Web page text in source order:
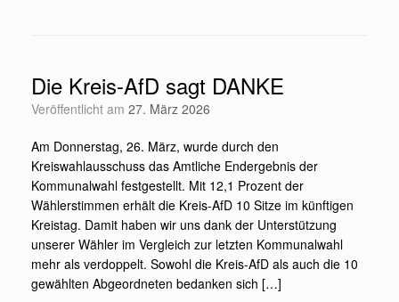
Die Kreis-AfD sagt DANKE
Veröffentlicht am 27. März 2026
Am Donnerstag, 26. März, wurde durch den
Kreiswahlausschuss das Amtliche Endergebnis der
Kommunalwahl festgestellt. Mit 12,1 Prozent der
Wählerstimmen erhält die Kreis-AfD 10 Sitze im künftigen
Kreistag. Damit haben wir uns dank der Unterstützung
unserer Wähler im Vergleich zur letzten Kommunalwahl
mehr als verdoppelt. Sowohl die Kreis-AfD als auch die 10
gewählten Abgeordneten bedanken sich […]